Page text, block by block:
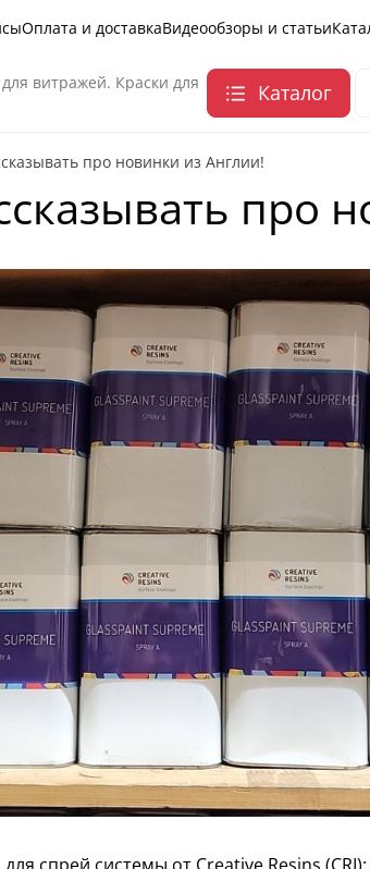
Оплата и доставкаВидеообзоры и статьи
витражей. Краски для
Каталог
про новинки из Англии!
про